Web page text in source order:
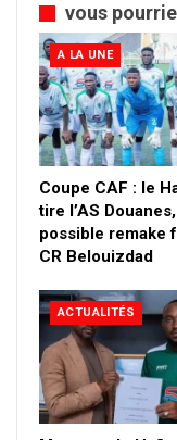
vous
A LA UNE
Coupe CAF : le
tire l’AS
possible remake
CR Belouizdad
ACTUALITÉS